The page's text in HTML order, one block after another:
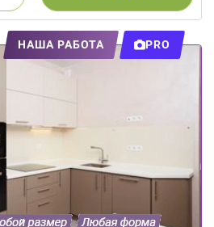
НАША РАБОТА PRO